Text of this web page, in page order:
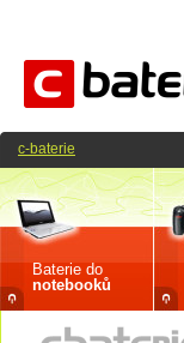
Baterie do
notebooků
c-baterie